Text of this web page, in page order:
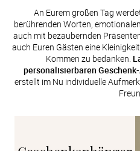
An Eurem großen Tag
berührenden Worten,
auch mit bezaubernden
auch Euren Gästen eine
Kommen zu bedanken.
personalisierbaren
erstellt im Nu individuelle